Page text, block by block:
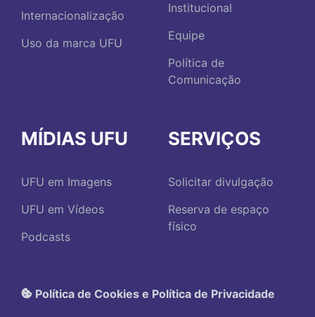
Internacionalização
Uso da marca UFU
Institucional
Equipe
Política de
Comunicação
MÍDIAS UFU
UFU em Imagens
UFU em Vídeos
Podcasts
SERVIÇOS
Solicitar divulgação
Reserva de espaço
físico
Política de Cookies e Política de Privacidade